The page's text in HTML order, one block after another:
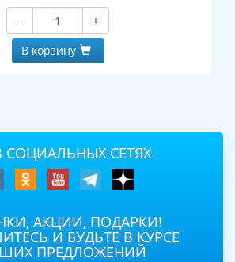
−
+
В корзину
СЕТЯХ
АКЦИИ, ПОДАРКИ!
И БУДЬТЕ В КУРСЕ
ПРЕДЛОЖЕНИЙ